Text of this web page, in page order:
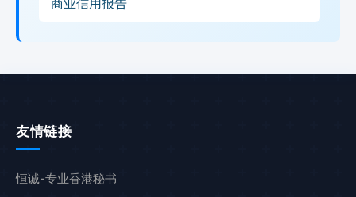
商业信用报告
友情链接
恒诚-专业香港秘书